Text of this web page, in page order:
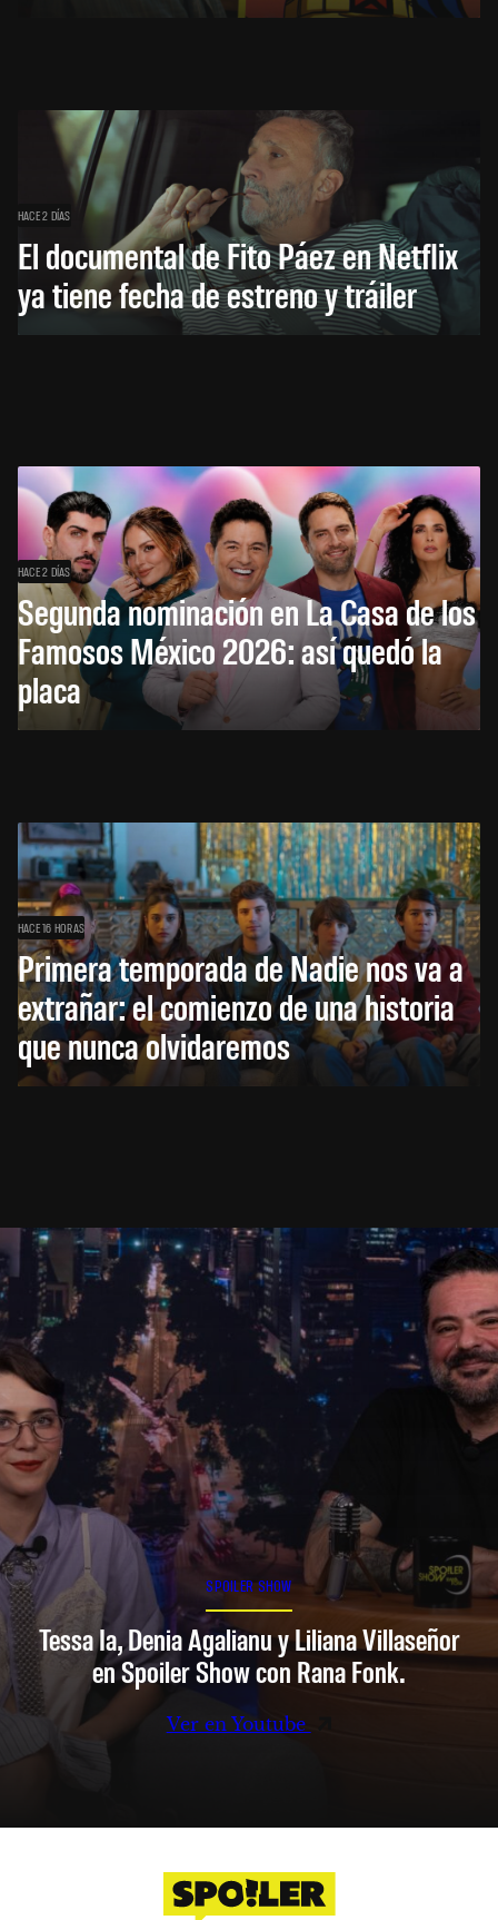
HACE 2 DÍAS
El documental de Fito Páez en Netflix
ya tiene fecha de estreno y tráiler
HACE 2 DÍAS
Segunda nominación en La Casa de los
Famosos México 2026: así quedó la
placa
HACE 16 HORAS
Primera temporada de Nadie nos va a
extrañar: el comienzo de una historia
que nunca olvidaremos
SPOILER SHOW
Tessa Ia, Denia Agalianu y Liliana Villaseñor
en Spoiler Show con Rana Fonk.
Ver en Youtube